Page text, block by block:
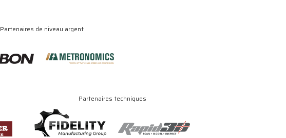
Partenaires de niveau argent
Partenaires techniques